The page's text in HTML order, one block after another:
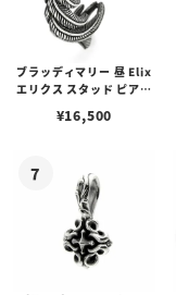
ブラッディマリー 昼 Elix
エリクス スタッド ピアス
¥16,500